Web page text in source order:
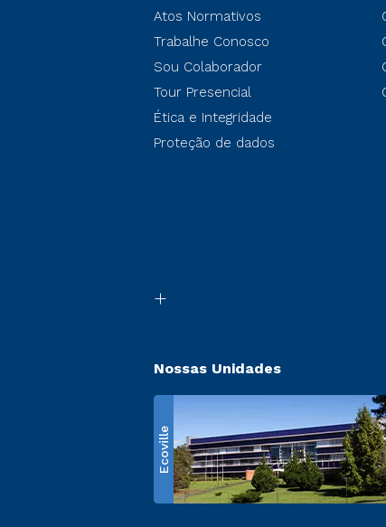
Atos Normativos
Trabalhe Conosco
Sou Colaborador
Tour Presencial
Ética e Integridade
Proteção de dados
Nossas Unidades
Ecoville